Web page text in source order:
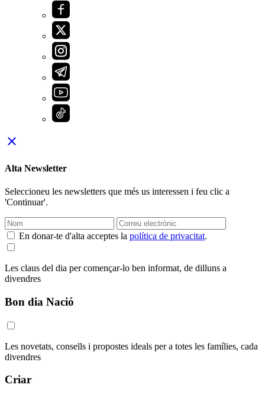
close
Alta Newsletter
Seleccioneu les newsletters que més us interessen i feu clic a
'Continuar'.
En donar-te d'alta acceptes la política de privacitat.
Les claus del dia per començar-lo ben informat, de dilluns a
divendres
Bon dia Nació
Les novetats, consells i propostes ideals per a totes les famílies, cada
divendres
Criar